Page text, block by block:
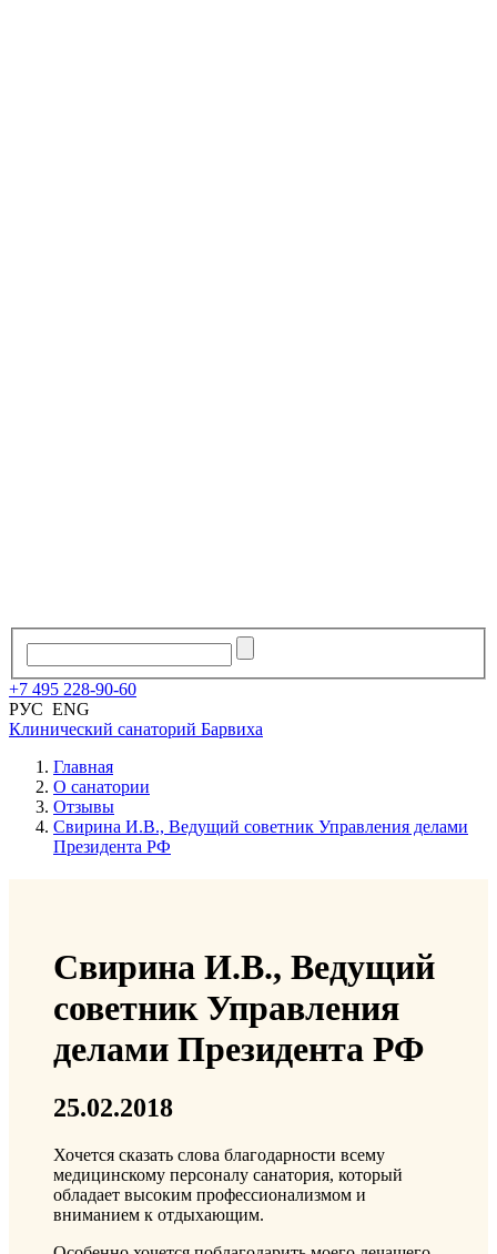
+7 495 228-90-60
РУС ENG
Клинический санаторий Барвиха
Главная
О санатории
Отзывы
Свирина И.В., Ведущий советник Управления делами
Президента РФ
Свирина И.В., Ведущий
советник Управления
делами Президента РФ
25.02.2018
Хочется сказать слова благодарности всему
медицинскому персоналу санатория, который
обладает высоким профессионализмом и
вниманием к отдыхающим.